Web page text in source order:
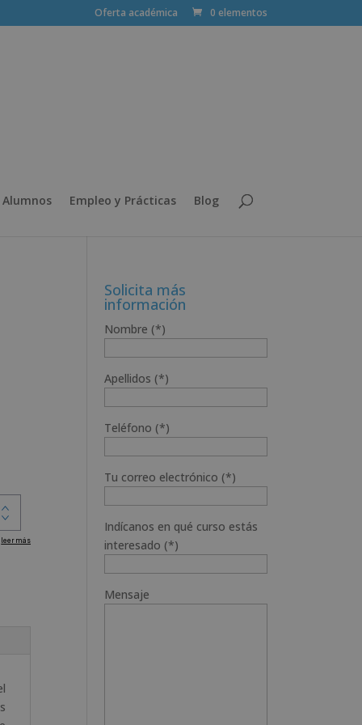
Oferta académica 0 elementos
Empleo y Prácticas Blog
Solicita más
información
Nombre (*)
Apellidos (*)
Teléfono (*)
Tu correo electrónico (*)
Indícanos en qué curso estás
interesado (*)
Mensaje